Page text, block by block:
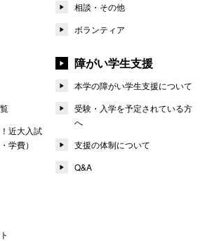
相談・その他
ボランティア
近大入試
学費）
障がい学生支援
本学の障がい学生支援について
受験・入学を予定されている方
へ
支援の体制について
Q&A